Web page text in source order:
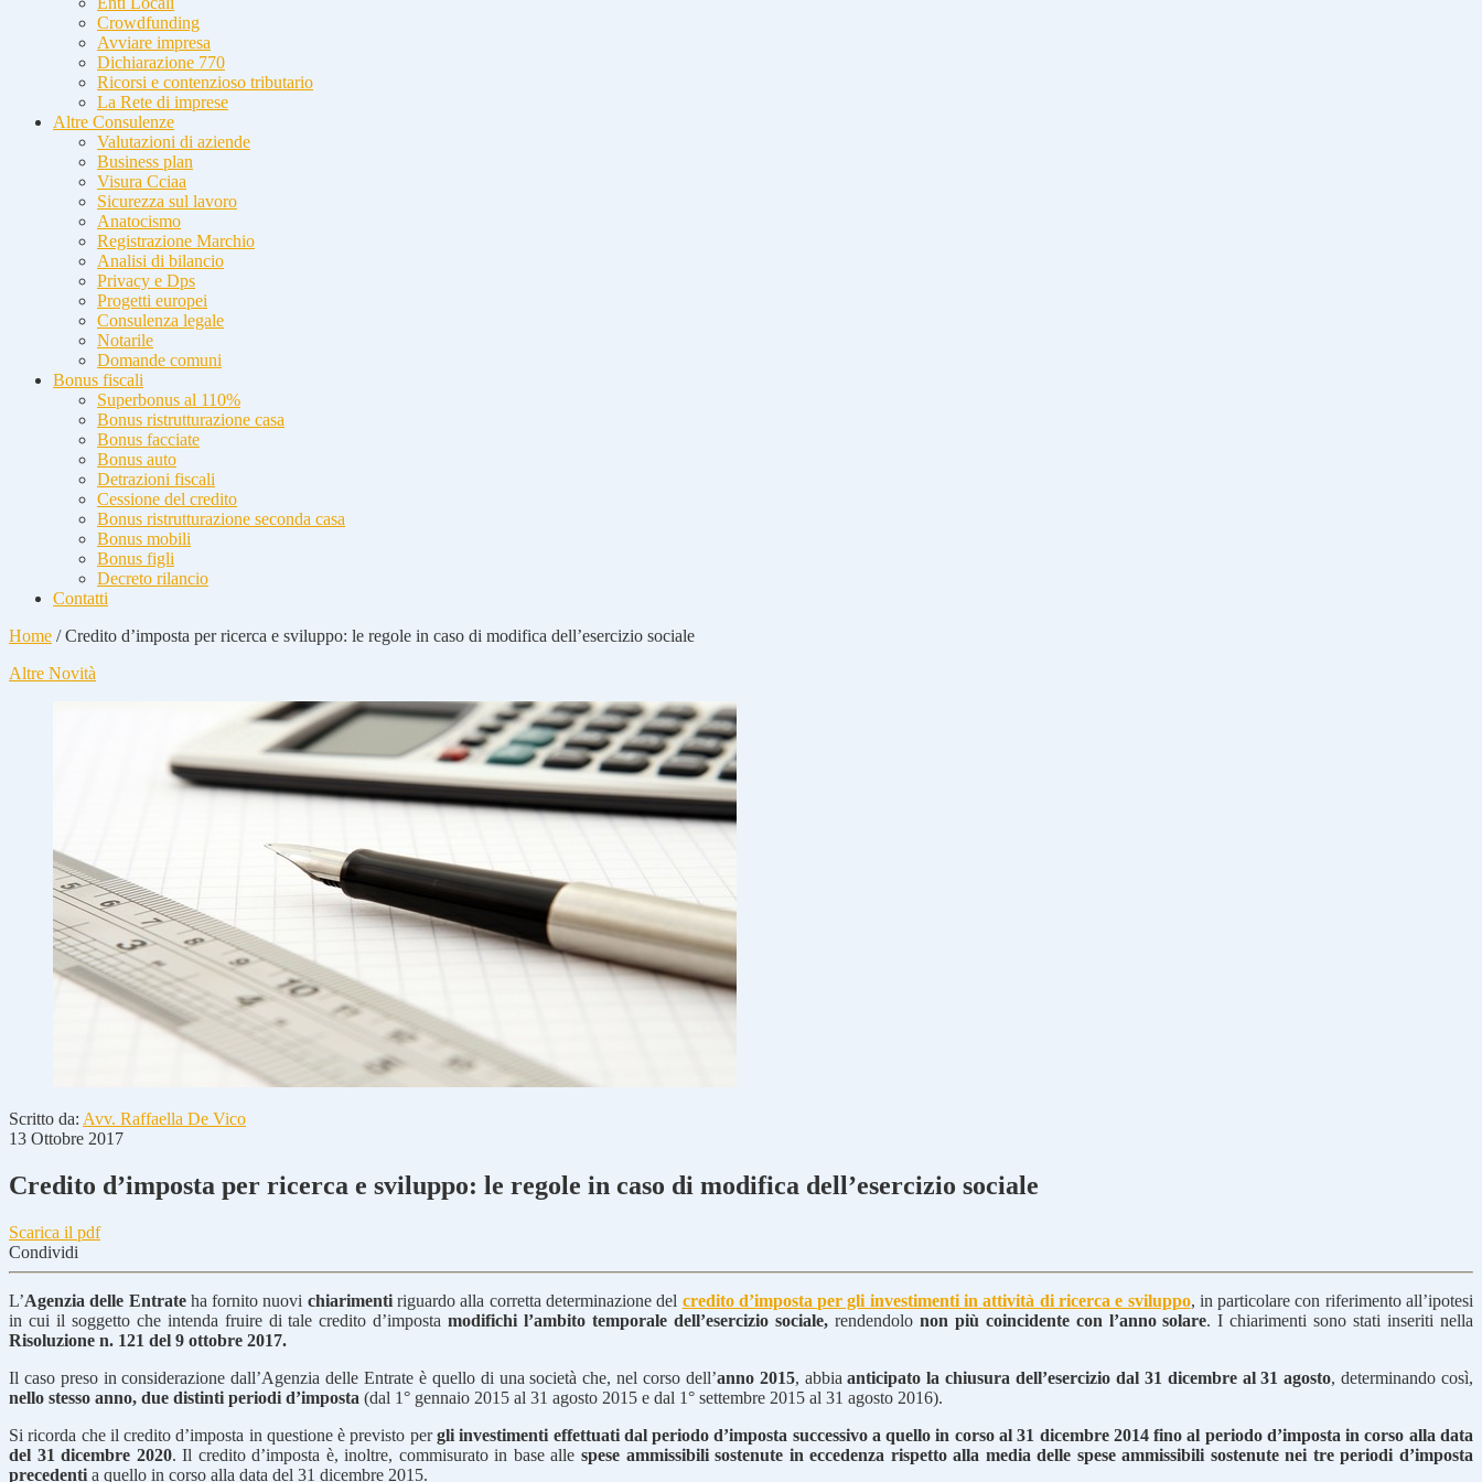
Crowdfunding
Avviare impresa
Dichiarazione 770
Ricorsi e contenzioso tributario
La Rete di imprese
Altre Consulenze
Valutazioni di aziende
Business plan
Visura Cciaa
Sicurezza sul lavoro
Anatocismo
Registrazione Marchio
Analisi di bilancio
Privacy e Dps
Progetti europei
Consulenza legale
Notarile
Domande comuni
Bonus fiscali
Superbonus al 110%
Bonus ristrutturazione casa
Bonus facciate
Bonus auto
Detrazioni fiscali
Cessione del credito
Bonus ristrutturazione seconda casa
Bonus mobili
Bonus figli
Decreto rilancio
Contatti
Home /Credito d’imposta per ricerca e sviluppo: le regole in caso di modifica dell’esercizio sociale
Altre Novità
Scritto da: Avv. Raffaella De Vico
13 Ottobre 2017
Credito d’imposta per ricerca e sviluppo: le regole in caso di modifica dell’esercizio sociale
Scarica il pdf
Condividi
L’Agenzia delle Entrateha fornito nuovi chiarimentiriguardo alla corretta determinazione del credito d’imposta per gli investimenti in attività di ricerca e sviluppo, in particolare con riferimento all’ipotesi
in cui il soggetto che intenda fruire di tale credito d’impostamodifichi l’ambito temporale dell’esercizio sociale,rendendolo non più coincidente con l’anno solare. I chiarimenti sono stati inseriti nella
Risoluzione n. 121 del 9 ottobre 2017.
Il caso preso in considerazione dall’Agenzia delle Entrate è quello di una società che, nel corso dell’anno 2015, abbiaanticipato la chiusura dell’esercizio dal 31 dicembre al 31 agosto, determinando così,
nello stesso anno, due distinti periodi d’imposta (dal 1° gennaio 2015 al 31 agosto 2015 e dal 1° settembre 2015 al 31 agosto 2016).
Si ricorda che il credito d’imposta in questione è previsto pergli investimenti effettuati dal periodo d’imposta successivo a quello in corso al 31 dicembre 2014 fino al periodo d’imposta in corso alla data
del 31 dicembre 2020. Il credito d’imposta è, inoltre, commisurato in base alle spese ammissibili sostenute in eccedenza rispetto alla media delle spese ammissibili sostenute nei tre periodi d’imposta
precedenti a quello in corso alla data del 31 dicembre 2015.